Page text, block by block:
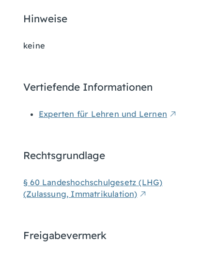
Hinweise
keine
Vertiefende Informationen
Experten für Lehren und Lernen
Rechtsgrundlage
§ 60 Landeshochschulgesetz (LHG)
(Zulassung, Immatrikulation)
Freigabevermerk